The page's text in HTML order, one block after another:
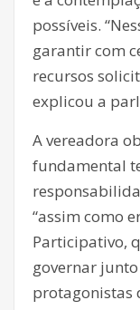
possíveis.
garantir com
recursos
explicou a
A vereadora
fundamental
“assim como
Participativo,
governar junto
protagonistas